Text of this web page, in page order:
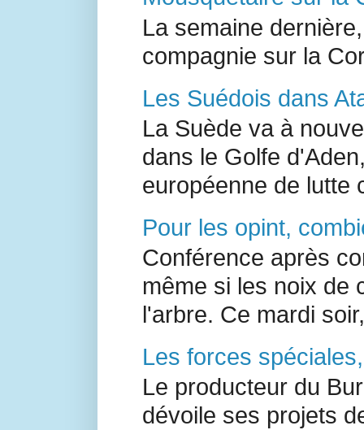
La semaine
compagnie sur la
Les Suédois dans
La Suède va à
dans le Golfe
européenne de lutte
Pour les opint,
Conférence après
même si les noix de
l'arbre. Ce mardi
Les forces
Le producteur du
dévoile ses projets